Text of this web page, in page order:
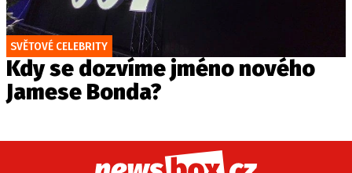
SVĚTOVÉ CELEBRITY
Kdy se dozvíme jméno nového
Jamese Bonda?